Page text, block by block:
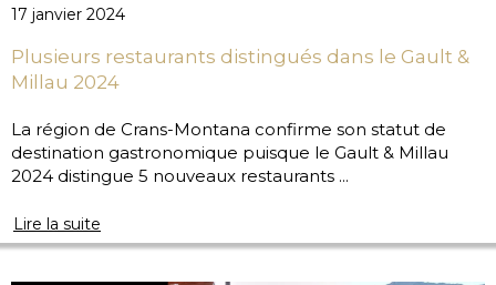
17 janvier 2024
Plusieurs restaurants distingués dans le Gault &
Millau 2024
La région de Crans-Montana confirme son statut de
destination gastronomique puisque le Gault & Millau
2024 distingue 5 nouveaux restaurants ...
Lire la suite